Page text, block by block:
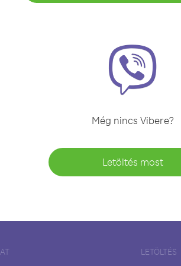
Még nincs Vibere?
Letöltés most
LETÖLTÉS